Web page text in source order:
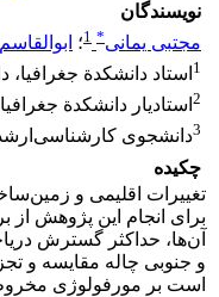
نویسندگان
مجتبی یمانی*
1؛
1 استاد دانشکدة جغرافیا،
2 استادیار دانشکدة
3دانشجوی
چکیده
تغییرات اقلیمی و
برای انجام این پژوهش
آن‌ها، حداکثر گسترش
و جنوبی چاله مقایسه و
است بر مورفولوژی